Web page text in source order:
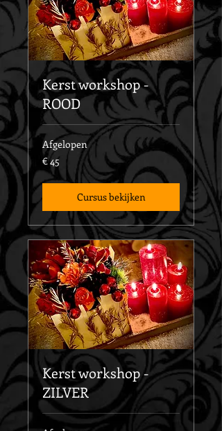
Kerst workshop -
ROOD
Afgelopen
45
euro
€ 45
Cursus bekijken
Kerst workshop -
ZILVER